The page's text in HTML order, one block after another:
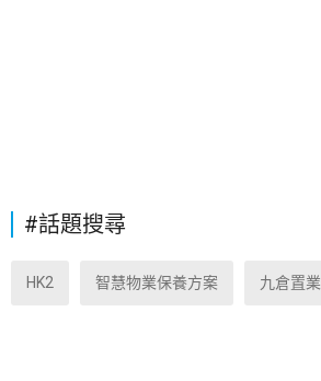
#話題搜尋
HK2 智慧物業保養方案 九倉置業